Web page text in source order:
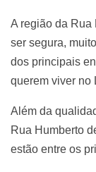
A região da Rua
ser segura,
dos principais
querem viver no
Além da
Rua Humberto
estão entre os